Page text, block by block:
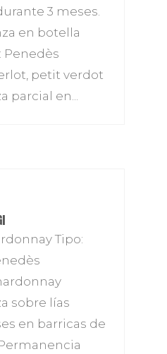
3 meses.
en botella
Penedès
petit verdot
parcial en...
Tipo:
sobre lías
en barricas de